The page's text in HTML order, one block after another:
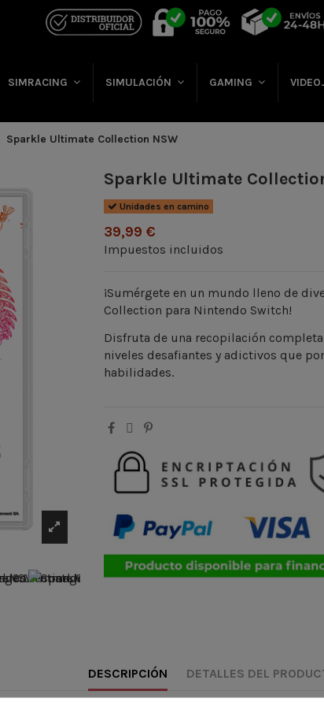
SIMRACING SIMULACIÓN GAMING
Sparkle Ultimate Collection NSW
Sparkle Ultimate
Unidades en camino
39,99 €
Impuestos incluidos
¡Sumérgete en un mundo lleno de
Collection para Nintendo Switch!
Disfruta de una recopilación
niveles desafiantes y adictivos que
habilidades.
DESCRIPCIÓN DETALLES DEL